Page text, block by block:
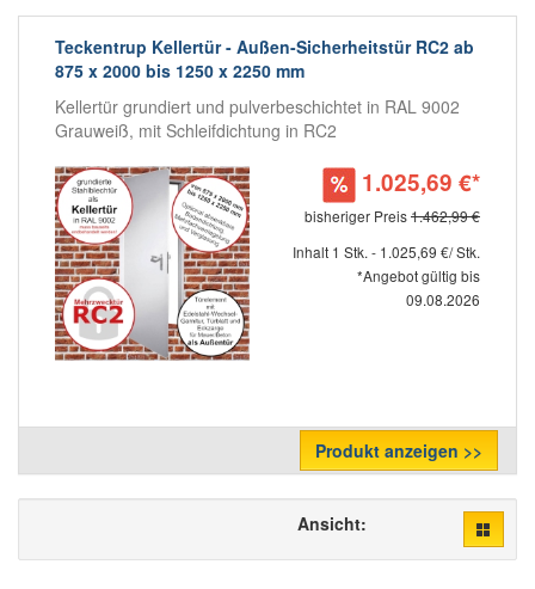
Teckentrup Kellertür - Außen-Sicherheitstür RC2 ab
875 x 2000 bis 1250 x 2250 mm
Kellertür grundiert und pulverbeschichtet in RAL 9002
Grauweiß, mit Schleifdichtung in RC2
1.025,69 €*
bisheriger Preis1.462,99 €
Inhalt 1 Stk. - 1.025,69 €/ Stk.
*Angebot gültig bis
09.08.2026
Produkt anzeigen >>
Ansicht: